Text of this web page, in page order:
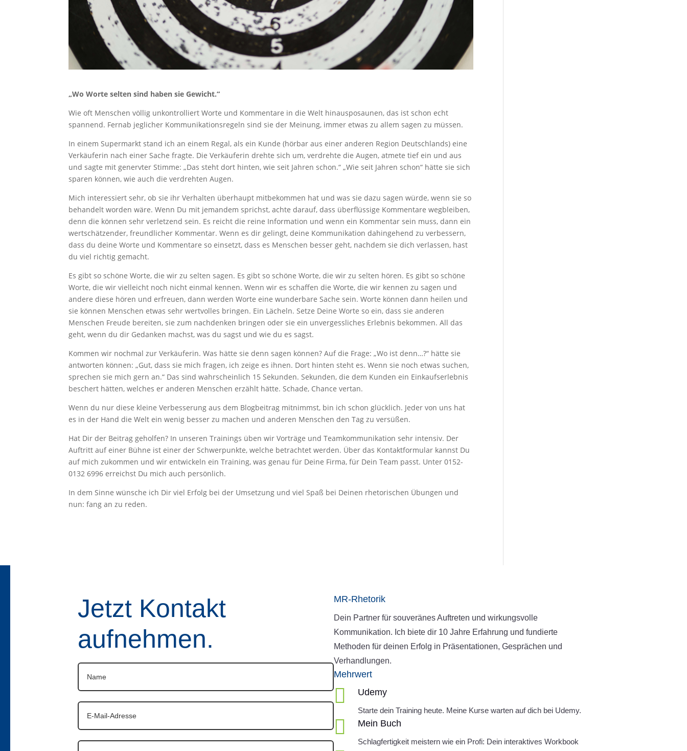
„Wo Worte selten sind haben sie Gewicht.“
Wie oft Menschen völlig unkontrolliert Worte und Kommentare in die Welt hinausposaunen, das ist schon echt
spannend. Fernab jeglicher Kommunikationsregeln sind sie der Meinung, immer etwas zu allem sagen zu müssen.
In einem Supermarkt stand ich an einem Regal, als ein Kunde (hörbar aus einer anderen Region Deutschlands) eine
Verkäuferin nach einer Sache fragte. Die Verkäuferin drehte sich um, verdrehte die Augen, atmete tief ein und aus
und sagte mit genervter Stimme: „Das steht dort hinten, wie seit Jahren schon.“ „Wie seit Jahren schon“ hätte sie sich
sparen können, wie auch die verdrehten Augen.
Mich interessiert sehr, ob sie ihr Verhalten überhaupt mitbekommen hat und was sie dazu sagen würde, wenn sie so
behandelt worden wäre. Wenn Du mit jemandem sprichst, achte darauf, dass überflüssige Kommentare wegbleiben,
denn die können sehr verletzend sein. Es reicht die reine Information und wenn ein Kommentar sein muss, dann ein
wertschätzender, freundlicher Kommentar. Wenn es dir gelingt, deine Kommunikation dahingehend zu verbessern,
dass du deine Worte und Kommentare so einsetzt, dass es Menschen besser geht, nachdem sie dich verlassen, hast
du viel richtig gemacht.
Es gibt so schöne Worte, die wir zu selten sagen. Es gibt so schöne Worte, die wir zu selten hören. Es gibt so schöne
Worte, die wir vielleicht noch nicht einmal kennen. Wenn wir es schaffen die Worte, die wir kennen zu sagen und
andere diese hören und erfreuen, dann werden Worte eine wunderbare Sache sein. Worte können dann heilen und
sie können Menschen etwas sehr wertvolles bringen. Ein Lächeln. Setze Deine Worte so ein, dass sie anderen
Menschen Freude bereiten, sie zum nachdenken bringen oder sie ein unvergessliches Erlebnis bekommen. All das
geht, wenn du dir Gedanken machst, was du sagst und wie du es sagst.
Kommen wir nochmal zur Verkäuferin. Was hätte sie denn sagen können? Auf die Frage: „Wo ist denn…?“ hätte sie
antworten können: „Gut, dass sie mich fragen, ich zeige es ihnen. Dort hinten steht es. Wenn sie noch etwas suchen,
sprechen sie mich gern an.“ Das sind wahrscheinlich 15 Sekunden. Sekunden, die dem Kunden ein Einkaufserlebnis
beschert hätten, welches er anderen Menschen erzählt hätte. Schade, Chance vertan.
Wenn du nur diese kleine Verbesserung aus dem Blogbeitrag mitnimmst, bin ich schon glücklich. Jeder von uns hat
es in der Hand die Welt ein wenig besser zu machen und anderen Menschen den Tag zu versüßen.
Hat Dir der Beitrag geholfen? In unseren Trainings üben wir Vorträge und Teamkommunikation sehr intensiv. Der
Auftritt auf einer Bühne ist einer der Schwerpunkte, welche betrachtet werden. Über das Kontaktformular kannst Du
auf mich zukommen und wir entwickeln ein Training, was genau für Deine Firma, für Dein Team passt. Unter 0152-
0132 6996 erreichst Du mich auch persönlich.
In dem Sinne wünsche ich Dir viel Erfolg bei der Umsetzung und viel Spaß bei Deinen rhetorischen Übungen und
nun: fang an zu reden.
Jetzt Kontakt
aufnehmen.
MR-Rhetorik
Dein Partner für souveränes Auftreten und wirkungsvolle
Kommunikation. Ich biete dir 10 Jahre Erfahrung und fundierte
Methoden für deinen Erfolg in Präsentationen, Gesprächen und
Verhandlungen.
Mehrwert
 Udemy
Starte dein Training heute. Meine Kurse warten auf dich bei Udemy.
 Mein Buch
Schlagfertigkeit meistern wie ein Profi: Dein interaktives Workbook